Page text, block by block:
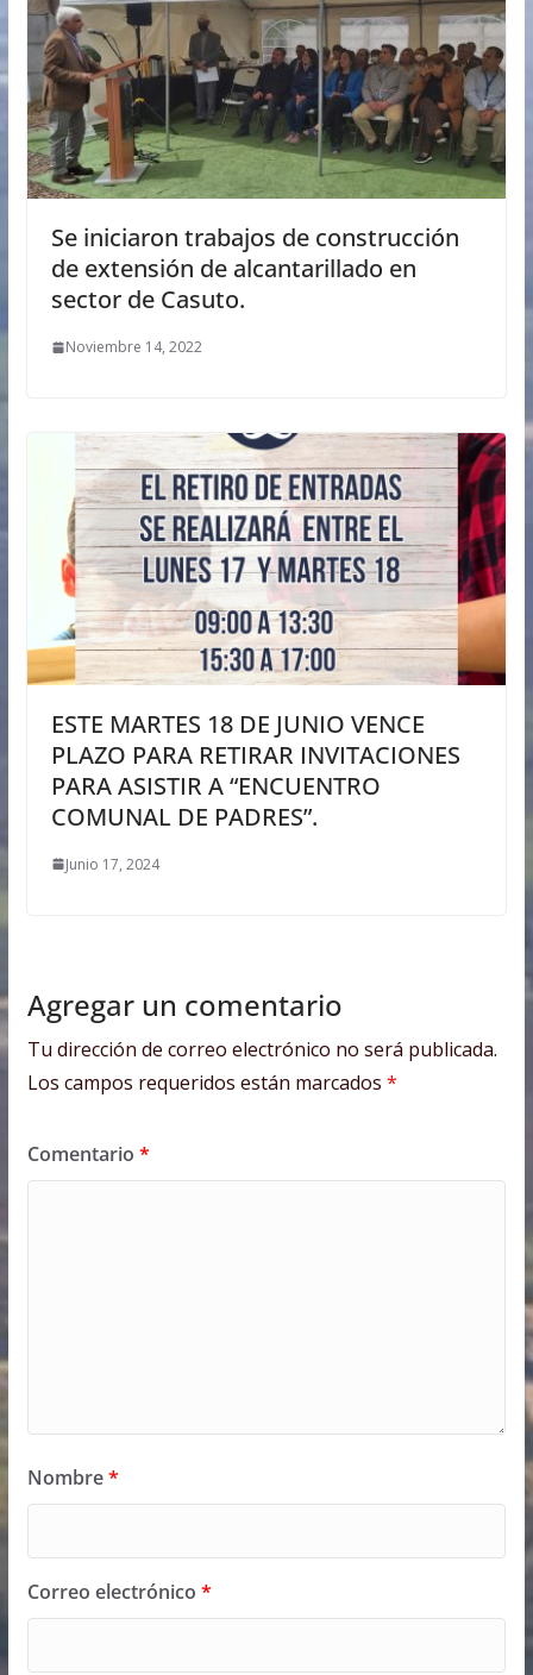
Se iniciaron trabajos de construcción
de extensión de alcantarillado en
sector de Casuto.
Noviembre 14, 2022
ESTE MARTES 18 DE JUNIO VENCE
PLAZO PARA RETIRAR INVITACIONES
PARA ASISTIR A “ENCUENTRO
COMUNAL DE PADRES”.
Junio 17, 2024
Agregar un comentario
Tu dirección de correo electrónico no será publicada.
Los campos requeridos están marcados *
Comentario *
Nombre*
Correo electrónico *